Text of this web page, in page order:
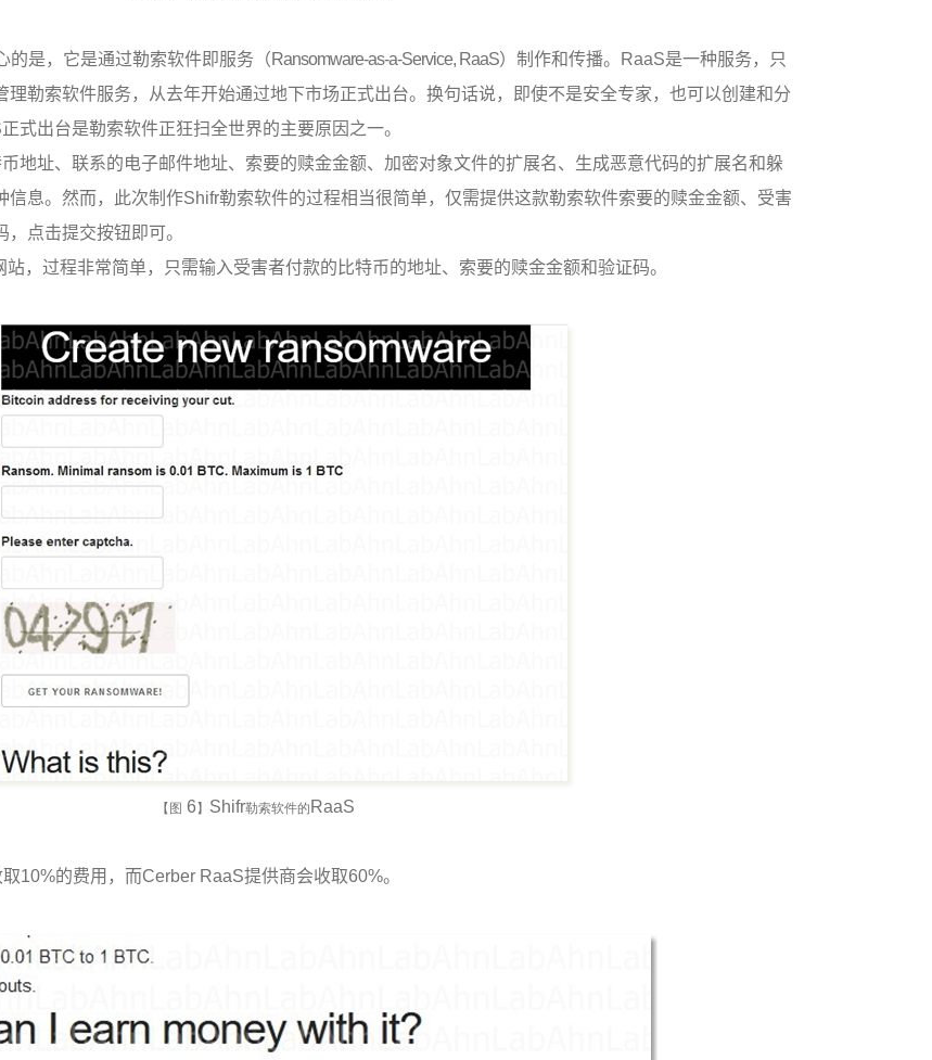
的是，它是通过勒索软件即服务（Ransomware-as-a-Service, RaaS）制作和传播。 RaaS是一种服务，只
理勒索软件服务，从去年开始通过地下市场正式出台。换句话说，即使不是安全专家，也可以创建和分
正式出台是勒索软件正狂扫全世界的主要原因之一。
地址、联系的电子邮件地址、索要的赎金金额、加密对象文件的扩展名、生成恶意代码的扩展名和躲
信息。然而，此次制作Shifr勒索软件的过程相当很简单，仅需提供这款勒索软件索要的赎金金额、受害
点击提交按钮即可。
，过程非常简单，只需输入受害者付款的比特币的地址、索要的赎金金额和验证码。
【图 6 】 Shifr勒索软件的 RaaS
10%的费用，而Cerber RaaS提供商会收取60%。